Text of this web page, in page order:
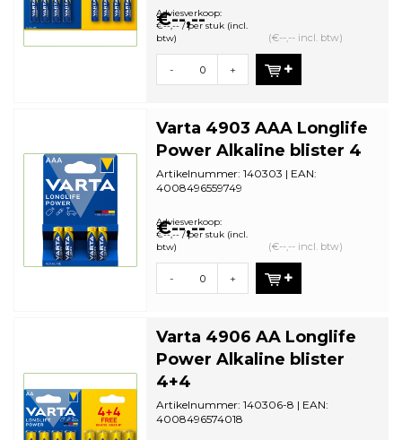
bestelhoeveelheid: 20
€--,--
Adviesverkoop:
€--,-- / per stuk (incl.
btw)
(€--,-- incl. btw)
- +
Varta 4903 AAA Longlife
Power Alkaline blister 4
Artikelnummer: 140303 | EAN:
4008496559749
bestelhoeveelheid: 10
€--,--
Adviesverkoop:
€--,-- / per stuk (incl.
btw)
(€--,-- incl. btw)
- +
Varta 4906 AA Longlife
Power Alkaline blister
4+4
Artikelnummer: 140306-8 | EAN:
4008496574018